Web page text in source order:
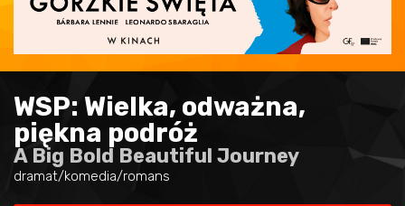
WSP: Wielka, odważna,
piękna podróż
A Big Bold Beautiful Journey
dramat/komedia/romans